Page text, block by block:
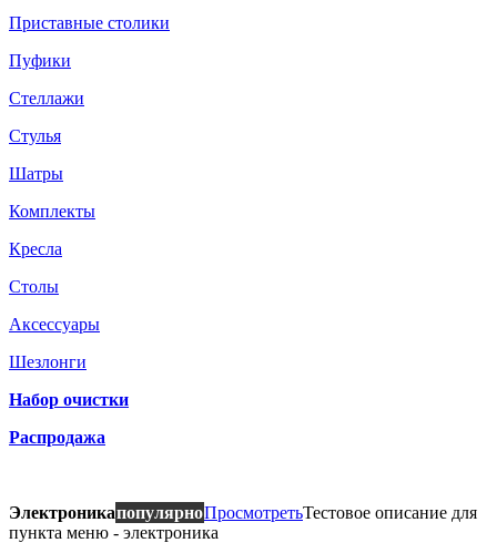
Приставные столики
Пуфики
Стеллажи
Стулья
Шатры
Комплекты
Кресла
Столы
Аксессуары
Шезлонги
Набор очистки
Распродажа
ЭлектроникапопулярноПросмотретьТестовое описание для
пункта меню - электроника